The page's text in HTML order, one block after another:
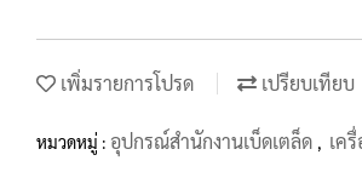
เพิ่มรายการโปรด เปรียบเทียบ
หมวดหมู่ : อุปกรณ์สำนักงานเบ็ดเตล็ด , เค